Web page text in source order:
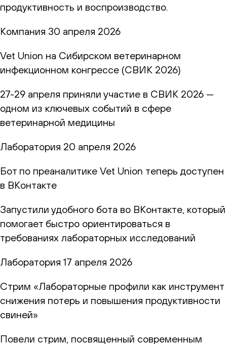
продуктивность и воспроизводство.
Компания 30 апреля 2026
Vet Union на Сибирском ветеринарном
инфекционном конгрессе (СВИК 2026)
27-29 апреля приняли участие в СВИК 2026 —
одном из ключевых событий в сфере
ветеринарной медицины
Лаборатория 20 апреля 2026
Бот по преаналитике Vet Union теперь доступен
в ВКонтакте
Запустили удобного бота во ВКонтакте, который
помогает быстро ориентироваться в
требованиях лабораторных исследований
Лаборатория 17 апреля 2026
Стрим «Лабораторные профили как инструмент
снижения потерь и повышения продуктивности
свиней»
Повели стрим, посвященный современным